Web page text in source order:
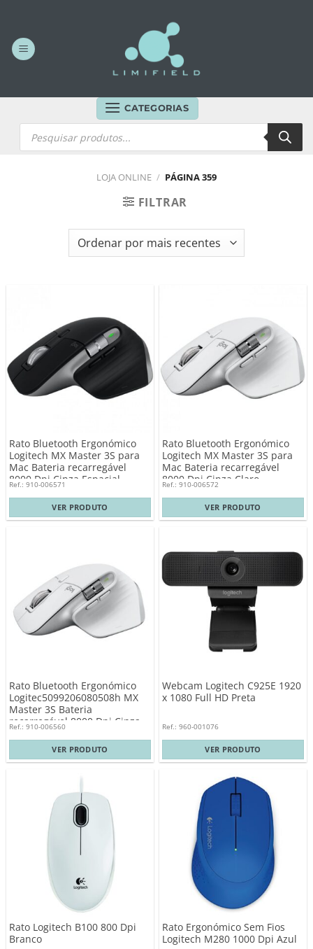
content
CATEGORIAS
Products
search
LOJA ONLINE / PÁGINA 359
FILTRAR
Rato Bluetooth Ergonómico
Logitech MX Master 3S para
Mac Bateria recarregável
8000 Dpi Cinza Espacial
Ref.: 910-006571
VER PRODUTO
Rato Bluetooth Ergonómico
Logitech MX Master 3S para
Mac Bateria recarregável
8000 Dpi Cinza Claro
Ref.: 910-006572
VER PRODUTO
Rato Bluetooth Ergonómico
Logitec5099206080508h MX
Master 3S Bateria
recarregável 8000 Dpi Cinza
Claro
Ref.: 910-006560
VER PRODUTO
Webcam Logitech C925E 1920
x 1080 Full HD Preta
Ref.: 960-001076
VER PRODUTO
Rato Logitech B100 800 Dpi
Branco
Rato Ergonómico Sem Fios
Logitech M280 1000 Dpi Azul